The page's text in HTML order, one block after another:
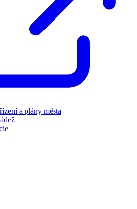
a plány města